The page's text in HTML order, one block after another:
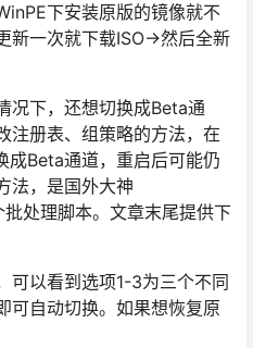
下安装原版的镜像就不
新一次就下载ISO→然后全新
况下，还想切换成Beta通
注册表、组策略的方法，在
成Beta通道，重启后可能仍
法，是国外大神
处理脚本。文章末尾提供下
可以看到选项1-3为三个不同
可自动切换。如果想恢复原